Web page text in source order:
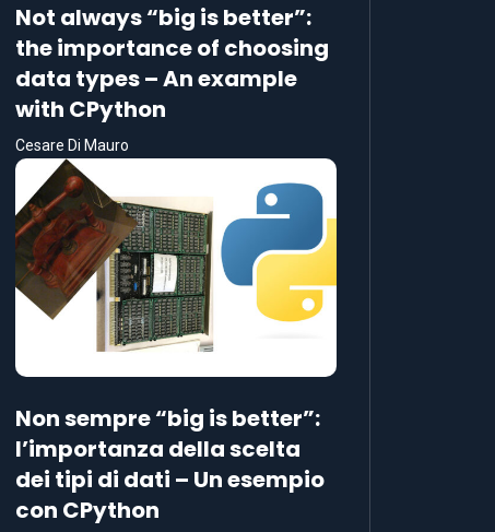
Not always “big is better”:
the importance of choosing
data types – An example
with CPython
Cesare Di Mauro
Non sempre “big is better”:
l’importanza della scelta
dei tipi di dati – Un esempio
con CPython